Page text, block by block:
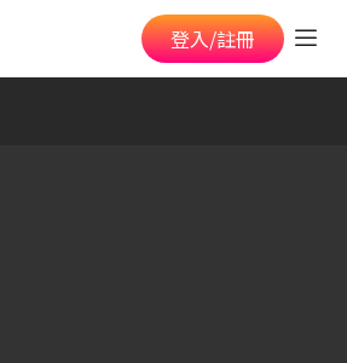
登入/註冊